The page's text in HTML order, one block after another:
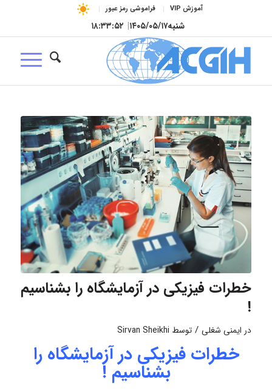
آموزش VIP فراموشی رمز عبور
شنبه۱۴۰۵/۰۵/۱۷| ۱۸:۳۳:۵۳
خطرات فیزیکی در آزمایشگاه را بشناسیم
!
در ایمنی شغلی / توسط Sirvan Sheikhi
خطرات فیزیکی در آزمایشگاه را
بشناسیم !